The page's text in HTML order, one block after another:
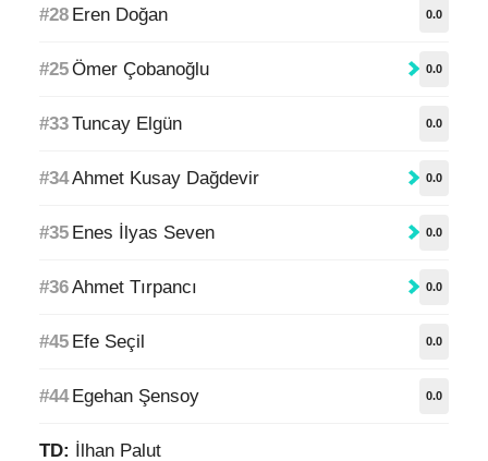
#28 Eren Doğan 0.0
#25Ömer Çobanoğlu 0.0
#33Tuncay Elgün 0.0
#34Ahmet Kusay Dağdevir 0.0
#35 Enes İlyas Seven 0.0
#36Ahmet Tırpancı 0.0
#45 Efe Seçil 0.0
#44 Egehan Şensoy 0.0
TD: İlhan Palut